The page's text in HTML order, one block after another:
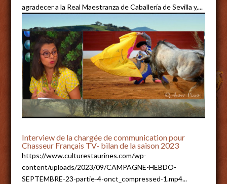
agradecer a la Real Maestranza de Caballería de Sevilla y,...
Interview de la chargée de communication pour
Chasseur Français TV- bilan de la saison 2023
https://www.culturestaurines.com/wp-
content/uploads/2023/09/CAMPAGNE-HEBDO-
SEPTEMBRE-23-partie-4-onct_compressed-1.mp4...